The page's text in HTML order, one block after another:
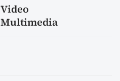
Video
Multimedia